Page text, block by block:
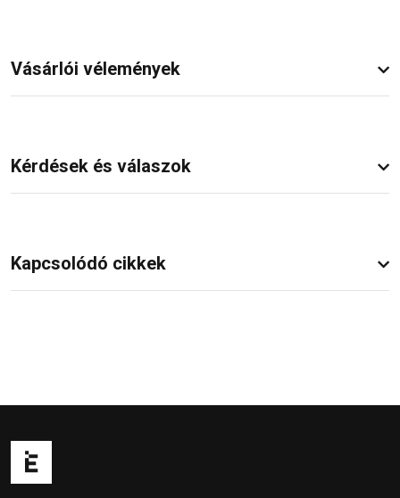
Vásárlói vélemények
Kérdések és válaszok
Kapcsolódó cikkek